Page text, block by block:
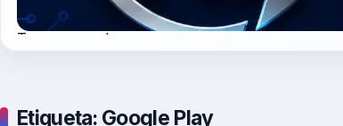
Tegogroupsrl.com
Etiqueta: Google Play